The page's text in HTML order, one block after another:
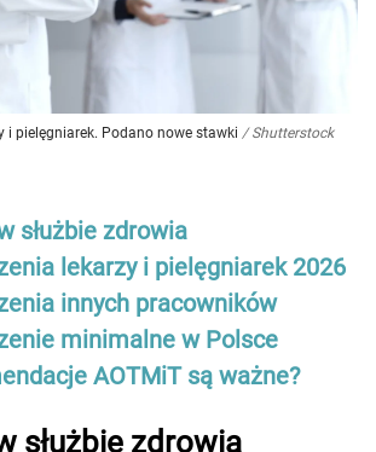
i pielęgniarek. Podano nowe stawki / Shutterstock
służbie zdrowia
lekarzy i pielęgniarek 2026
innych pracowników
minimalne w Polsce
AOTMiT są ważne?
służbie zdrowia